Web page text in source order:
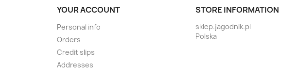
YOUR ACCOUNT
Personal info
Orders
Credit slips
Addresses
STORE INFORMATION
sklep.jagodnik.pl
Polska